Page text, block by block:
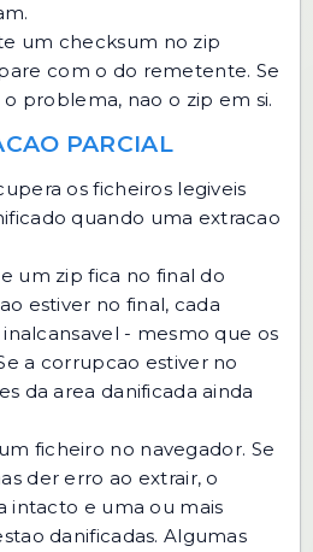
um checksum no zip
com o do remetente. Se
problema, nao o zip em si.
PARCIAL
os ficheiros legiveis
quando uma extracao
um zip fica no final do
estiver no final, cada
- mesmo que os
a corrupcao estiver no
da area danificada ainda
ficheiro no navegador. Se
der erro ao extrair, o
intacto e uma ou mais
danificadas. Algumas